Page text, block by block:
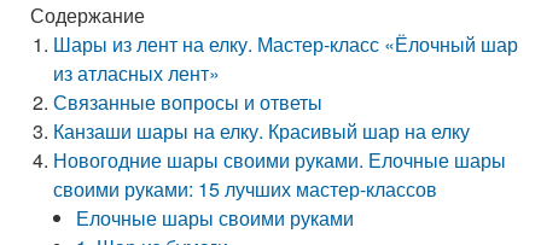
Содержание
Шары из лент на елку. Мастер-класс «Ёлочный шар
из атласных лент»
Связанные вопросы и ответы
Канзаши шары на елку. Красивый шар на елку
Новогодние шары своими руками. Елочные шары
своими руками: 15 лучших мастер-классов
Елочные шары своими руками